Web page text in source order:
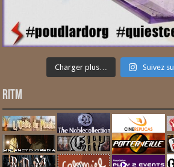
Charger plus… Suivez
RITM